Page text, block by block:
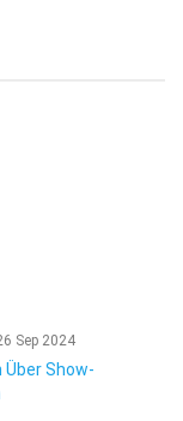
Sep 2024
Über Show-